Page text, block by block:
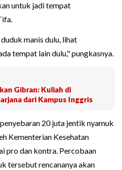
untuk jadi tempat
manis dulu, lihat
tempat lain dulu," pungkasnya.
Gibran: Kuliah di
dari Kampus Inggris
20 juta jentik nyamuk
Kementerian Kesehatan
pro dan kontra. Percobaan
tersebut rencananya akan